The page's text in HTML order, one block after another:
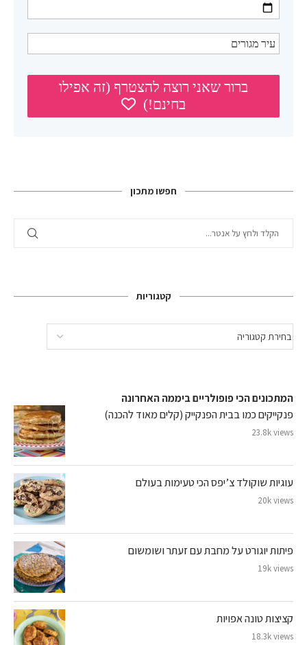
חפשו מתכון
קטגוריות
המתכונים הכי פופולריים ביממה האחרונה
פנקייקים כמו בבית הפנקייק (קלים מאוד להכנה)
23.8k views
עוגיות שוקולד צ’יפס הכי טעימות בעולם
20k views
פיתות יוגורט על מחבת עם זעתר ושומשום
19k views
קציצות טונה אפויות
18.3k views